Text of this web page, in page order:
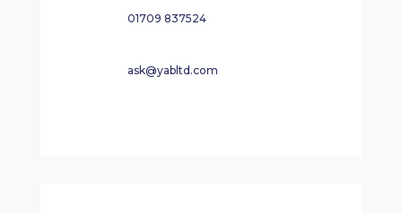
01709 837524
ask@yabltd.com